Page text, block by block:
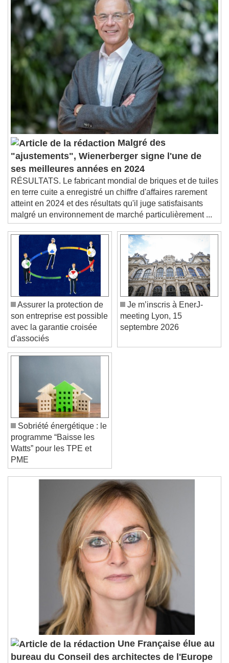
Playback Rate
Chapters
Chapters
Descriptions
descriptions off, selected
Subtitles
subtitles settings, opens subtitles
settings dialog
subtitles off, selected
Audio Track
Picture-in-Picture
Fullscreen
This is a modal window.
Beginning of dialog window. Escape will cancel
and close the window.
Text
Color Opacity
Text Background
Color Opacity
Caption Area Background
Color Opacity
Font Size
Text Edge Style
Font Family
Reset
Done
Close Modal Dialog
End of dialog window.
Malgré des
"ajustements", Wienerberger signe l'une de
ses meilleures années en 2024
RÉSULTATS. Le fabricant mondial de briques et de tuiles
en terre cuite a enregistré un chiffre d'affaires rarement
atteint en 2024 et des résultats qu'il juge satisfaisants
malgré un environnement de marché particulièrement ...
Assurer la protection de
son entreprise est possible
avec la garantie croisée
d'associés
Je m’inscris à EnerJ-
meeting Lyon, 15
septembre 2026
Sobriété énergétique : le
programme “Baisse les
Watts” pour les TPE et
PME
Une Française élue au
bureau du Conseil des architectes de l'Europe